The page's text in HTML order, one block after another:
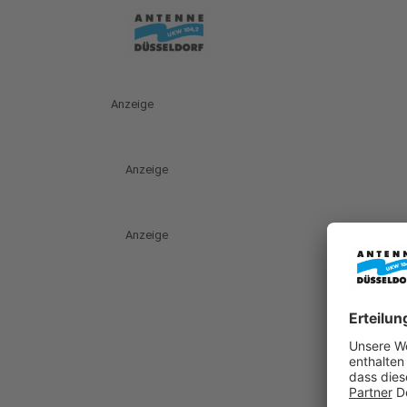
Anzeige
Anzeige
Anzeige